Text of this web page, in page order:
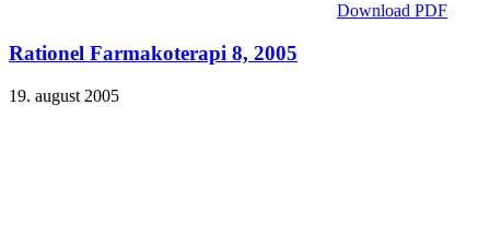
Download PDF
Rationel Farmakoterapi 8, 2005
19. august 2005